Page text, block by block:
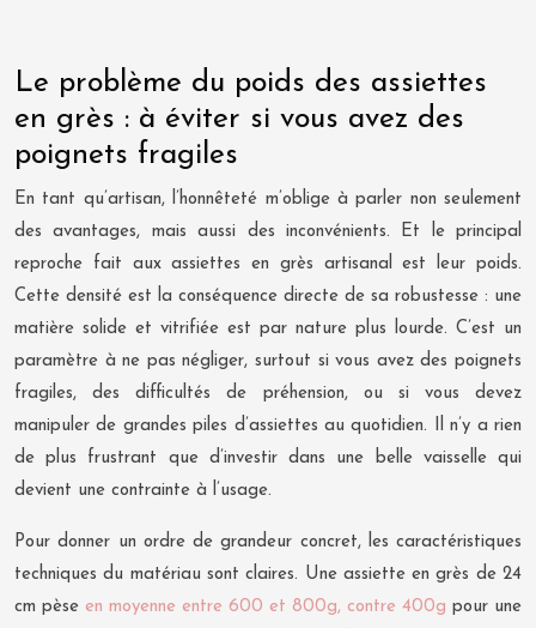
Le problème du poids des assiettes
en grès : à éviter si vous avez des
poignets fragiles
En tant qu’artisan, l’honnêteté m’oblige à parler non seulement
des avantages, mais aussi des inconvénients. Et le principal
reproche fait aux assiettes en grès artisanal est leur poids.
Cette densité est la conséquence directe de sa robustesse : une
matière solide et vitrifiée est par nature plus lourde. C’est un
paramètre à ne pas négliger, surtout si vous avez des poignets
fragiles, des difficultés de préhension, ou si vous devez
manipuler de grandes piles d’assiettes au quotidien. Il n’y a rien
de plus frustrant que d’investir dans une belle vaisselle qui
devient une contrainte à l’usage.
Pour donner un ordre de grandeur concret, les caractéristiques
techniques du matériau sont claires. Une assiette en grès de 24
cm pèse en moyenne entre 600 et 800g, contre 400g pour une